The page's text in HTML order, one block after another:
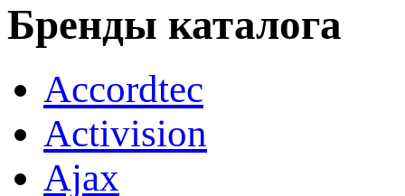
Бренды каталога
Accordtec
Activision
Ajax